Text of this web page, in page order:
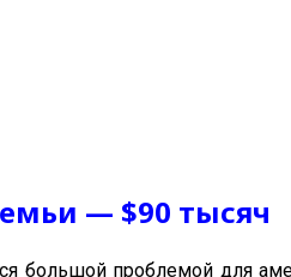
— $90 тысяч
проблемой для